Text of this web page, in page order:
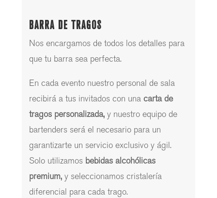
BARRA DE TRAGOS
Nos encargamos de todos los detalles para
que tu barra sea perfecta.
En cada evento nuestro personal de sala
recibirá a tus invitados con una carta de
tragos personalizada, y nuestro equipo de
bartenders será el necesario para un
garantizarte un servicio exclusivo y ágil.
Solo utilizamos bebidas alcohólicas
premium, y seleccionamos cristalería
diferencial para cada trago.